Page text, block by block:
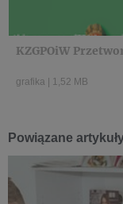
KZGPOiW
grafika 1,52 MB
Powiązane